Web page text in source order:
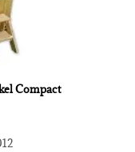
Compact